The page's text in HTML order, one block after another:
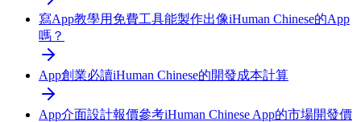
寫App教學用免費工具能製作出像iHuman Chinese的App
嗎？
App創業必讀iHuman Chinese的開發成本計算
App介面設計報價參考iHuman Chinese App的市場開發價